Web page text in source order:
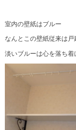
室内の壁紙はブルー
なんとこの壁紙従来は
淡いブルーは心を落ち着